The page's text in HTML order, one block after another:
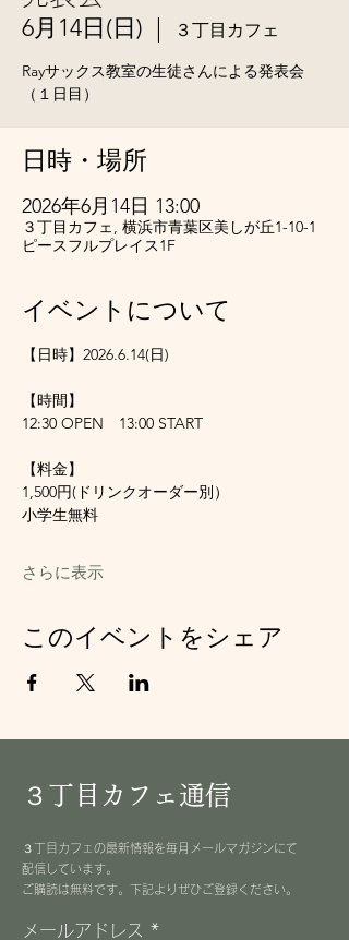
6月14日(日) ３丁目カフェ
Rayサックス教室の生徒さんによる発表会
（１日目）
日時・場所
2026年6月14日 13:00
３丁目カフェ, 横浜市青葉区美しが丘1-10-1
ピースフルプレイス1F
イベントについて
【日時】2026.6.14(日)
【時間】
12:30 OPEN　13:00 START
【料金】
1,500円(ドリンクオーダー別）
小学生無料
さらに表示
このイベントをシェア
３丁目カフェ通信
３丁目カフェの最新情報を毎月メールマガジンにて
配信しています。
​ご購読は無料です。下記よりぜひご登録ください。
メールアドレス